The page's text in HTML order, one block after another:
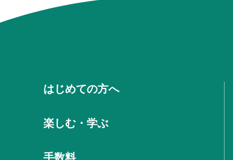
はじめての方へ
楽しむ・学ぶ
手数料